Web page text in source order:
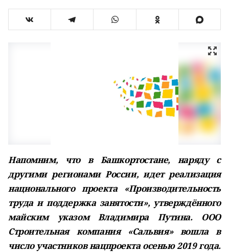
Напомним, что в Башкортостане, наряду с
другими регионами России, идет реализация
национального проекта «Производительность
труда и поддержка занятости», утверждённого
майским указом Владимира Путина. ООО
Строительная компания «Сальвия» вошла в
число участников нацпроекта осенью 2019 года.